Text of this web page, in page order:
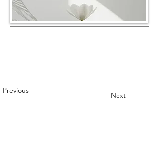
Previous
Next